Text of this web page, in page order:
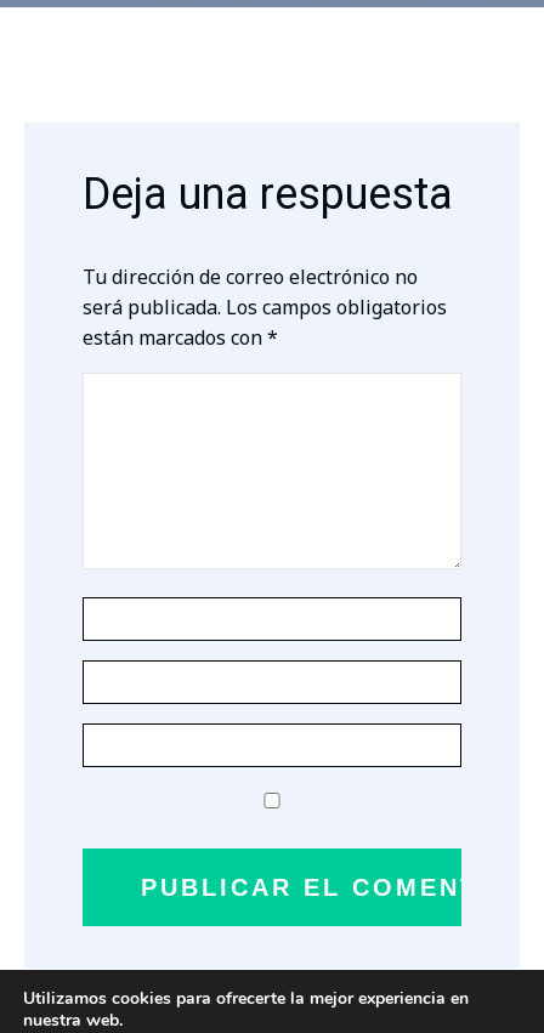
Deja una respuesta
Tu dirección de correo electrónico no
será publicada. Los campos obligatorios
están marcados con*
Utilizamos cookies para ofrecerte la mejor experiencia en
nuestra web.